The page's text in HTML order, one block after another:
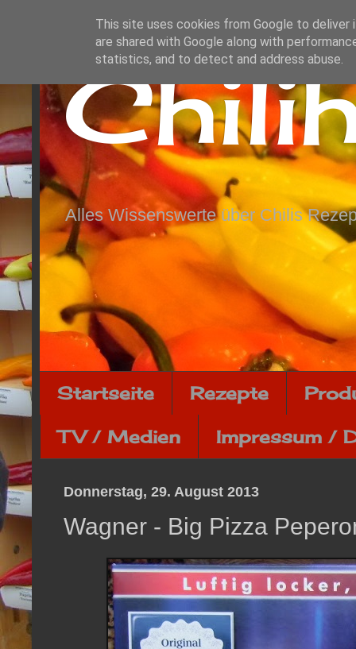
Alles Wissenswerte über Chilis
Startseite Rezepte
TV / Medien Impressum /
Donnerstag, 29. August 2013
Wagner - Big Pizza
This site uses cookies from Google to deliver
are shared with Google along with
statistics, and to detect and address abuse.